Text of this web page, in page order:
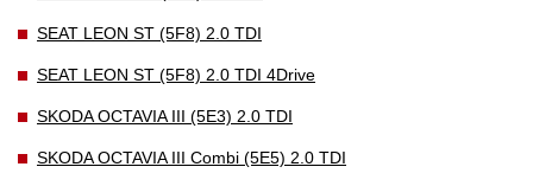
SEAT LEON ST (5F8) 2.0 TDI
SEAT LEON ST (5F8) 2.0 TDI 4Drive
SKODA OCTAVIA III (5E3) 2.0 TDI
SKODA OCTAVIA III Combi (5E5) 2.0 TDI